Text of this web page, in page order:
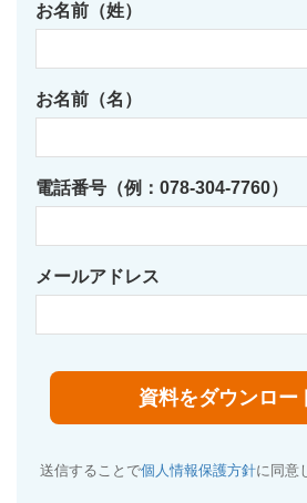
お名前（姓）
お名前（名）
電話番号（例：078-304-7760）
メールアドレス
送信することで個人情報保護方針に同意